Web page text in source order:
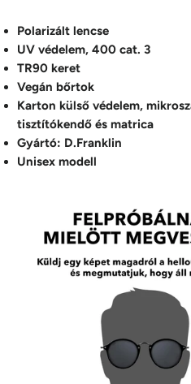
Polarizált lencse
UV védelem, 400 cat. 3
TR90 keret
Vegán bőrtok
Karton külső védelem,
tisztítókendő és matrica
Gyártó: D.Franklin
Unisex modell